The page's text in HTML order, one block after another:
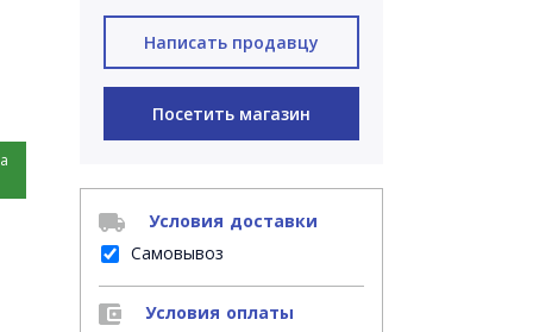
Написать продавцу
Посетить магазин
Условия доставки
Самовывоз
Условия оплаты